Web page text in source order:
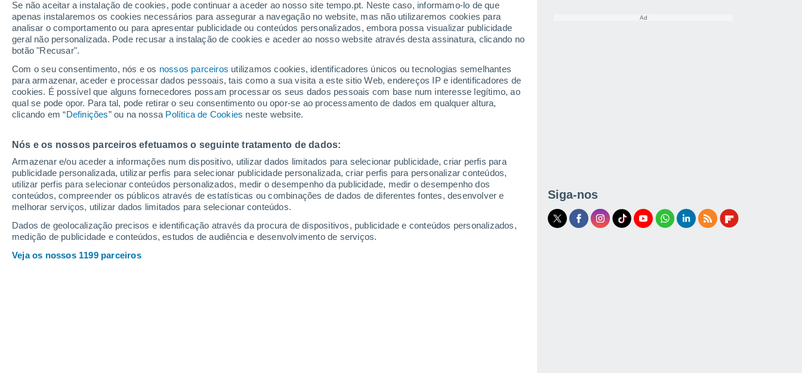
Se não aceitar a instalação de cookies, pode continuar a aceder ao nosso site tempo.pt. Neste caso, informamo-lo de que
apenas instalaremos os cookies necessários para assegurar a navegação no website, mas não utilizaremos cookies para
analisar o comportamento ou para apresentar publicidade ou conteúdos personalizados, embora possa visualizar publicidade
geral não personalizada. Pode recusar a instalação de cookies e aceder ao nosso website através desta assinatura, clicando no
botão "Recusar".
Com o seu consentimento, nós e os nossos parceiros utilizamos cookies, identificadores únicos ou tecnologias semelhantes
para armazenar, aceder e processar dados pessoais, tais como a sua visita a este sitio Web, endereços IP e identificadores de
cookies. É possível que alguns fornecedores possam processar os seus dados pessoais com base num interesse legítimo, ao
qual se pode opor. Para tal, pode retirar o seu consentimento ou opor-se ao processamento de dados em qualquer altura,
clicando em “Definições” ou na nossa Política de Cookies neste website.
Nós e os nossos parceiros efetuamos o seguinte tratamento de dados:
Armazenar e/ou aceder a informações num dispositivo, utilizar dados limitados para selecionar publicidade, criar perfis para
publicidade personalizada, utilizar perfis para selecionar publicidade personalizada, criar perfis para personalizar conteúdos,
utilizar perfis para selecionar conteúdos personalizados, medir o desempenho da publicidade, medir o desempenho dos
conteúdos, compreender os públicos através de estatísticas ou combinações de dados de diferentes fontes, desenvolver e
melhorar serviços, utilizar dados limitados para selecionar conteúdos.
Dados de geolocalização precisos e identificação através da procura de dispositivos, publicidade e conteúdos personalizados,
medição de publicidade e conteúdos, estudos de audiência e desenvolvimento de serviços.
Veja os nossos 1199 parceiros
Alcáçovas
Amieira
Bacelo
Bencatel
Brotas
Cabrela
Campinho
Campo
Canaviais
Capelins
Ciborro
Monte Do Trigo
Nossa Senhora Da Graça Do Divor
Nossa Senhora Da Tourega
Nossa Senhora De Machede
Orada
Pardais
Pavia
Rio De Moinhos
Santiago Do Escoural
Siga-nos